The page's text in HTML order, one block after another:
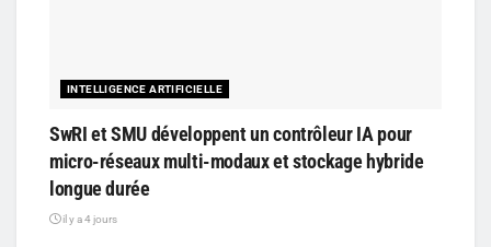
INTELLIGENCE ARTIFICIELLE
SwRI et SMU développent un contrôleur IA pour
micro-réseaux multi-modaux et stockage hybride
longue durée
il y a 4 jours